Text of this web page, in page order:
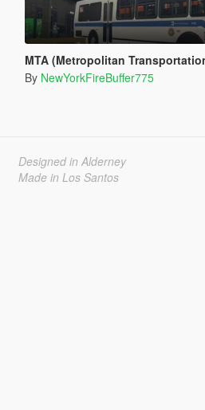
MTA (Metropolitan Transportation
By NewYorkFireBuffer775
Designed in Alderney
Made in Los Santos